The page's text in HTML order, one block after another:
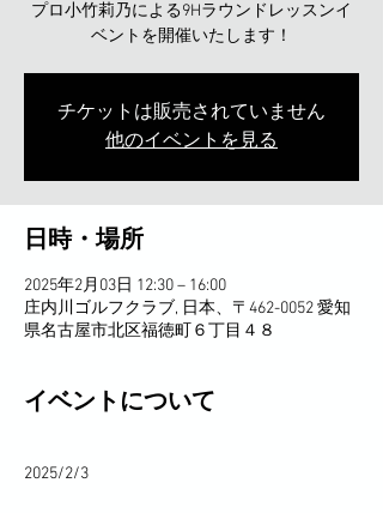
プロ小竹莉乃による9Hラウンドレッスンイ
ベントを開催いたします！
チケットは販売されていません
他のイベントを見る
日時・場所
2025年2月03日 12:30 – 16:00
庄内川ゴルフクラブ, 日本、〒462-0052 愛知
県名古屋市北区福徳町６丁目４８
イベントについて
2025/2/3